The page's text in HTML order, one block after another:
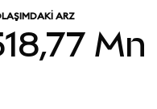
ARZ
Mn